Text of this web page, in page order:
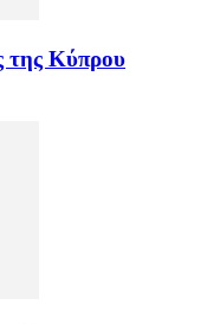
της Κύπρου